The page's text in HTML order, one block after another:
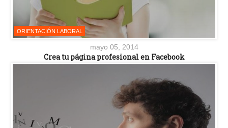
ORIENTACIÓN LABORAL
mayo 05, 2014
Crea tu página profesional en Facebook